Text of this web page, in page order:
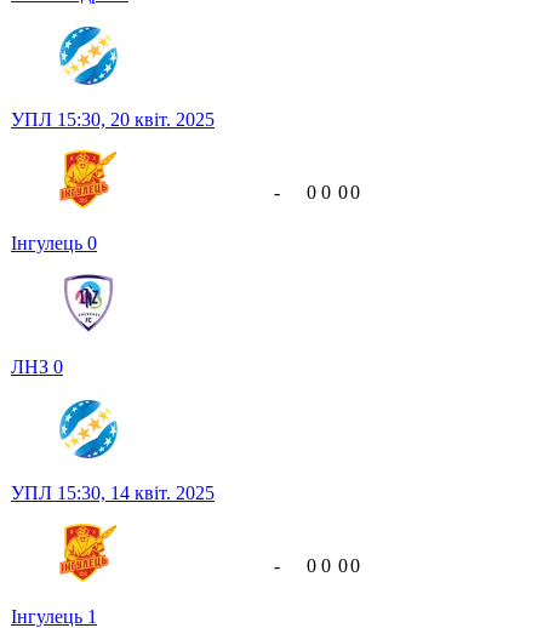
УПЛ 15:30, 20 квіт. 2025
Інгулець 0
ЛНЗ 0
- 0 0 00
УПЛ 15:30, 14 квіт. 2025
Інгулець 1
- 0 0 00